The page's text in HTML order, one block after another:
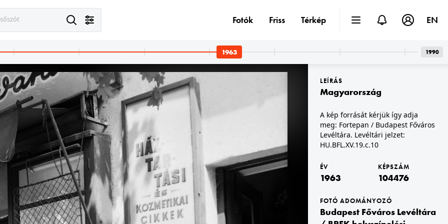
1963
Ehhez a felvételhez - az ábrázolt téma miatt - a szerkesztők nem készítenek képfeliratot. A kép forrását kérjük így adja meg: Fortepan / Budapest Főváros Levéltára. Levéltári jelzet: HU.BFL.XV.19.c.10
/ Budapest Főváros Levéltára. Levéltári jelzet: HU.BFL.XV.19.c.10
1963 · Magyarország
A kép forrását kérjük így adja meg: Fortepan / Budapest Főváros Levéltára. Levéltári jelzet: HU.BFL.XV.19.c.10
Szent István körút 5. A kép forrását kérjük így adja meg: Fortepan / Budapest Főváros Levéltára. Levéltári jelzet: HU.BFL.XV.19.c.10
1963 · Magyarország
A kép forrását kérjük így adja meg: Fortepan / Budapest Főváros Levéltára. Levéltári jelzet: HU.BFL.XV.19.c.10
LEÍRÁS
Magyarország
A kép forrását kérjük így adja
meg: Fortepan / Budapest Főváros
Levéltára. Levéltári jelzet:
HU.BFL.XV.19.c.10
ÉV
1963
KÉPSZÁM
104476
FOTÓ ADOMÁNYOZÓ
Budapest Főváros Levéltára
Fotók Friss Térkép EN
1990
1963